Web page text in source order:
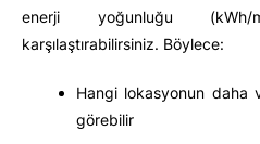
enerji yoğunluğu (kWh/
karşılaştırabilirsiniz. Böylece:
Hangi lokasyonun daha
görebilir